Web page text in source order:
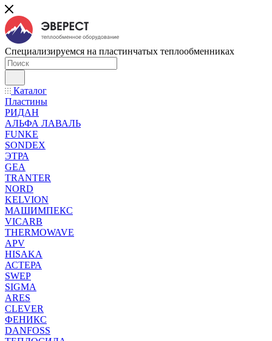
Специализируемся на пластинчатых теплообменниках
Каталог
Пластины
РИДАН
АЛЬФА ЛАВАЛЬ
FUNKE
SONDEX
ЭТРА
GEA
TRANTER
NORD
KELVION
МАШИМПЕКС
VICARB
THERMOWAVE
APV
HISAKA
АСТЕРА
SWEP
SIGMA
ARES
CLEVER
ФЕНИКС
DANFOSS